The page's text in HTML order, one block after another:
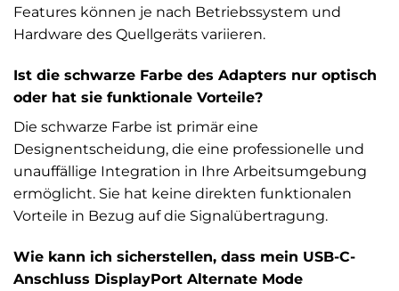
Features können je nach Betriebssystem und
Hardware des Quellgeräts variieren.
Ist die schwarze Farbe des Adapters nur optisch
oder hat sie funktionale Vorteile?
Die schwarze Farbe ist primär eine
Designentscheidung, die eine professionelle und
unauffällige Integration in Ihre Arbeitsumgebung
ermöglicht. Sie hat keine direkten funktionalen
Vorteile in Bezug auf die Signalübertragung.
Wie kann ich sicherstellen, dass mein USB-C-
Anschluss DisplayPort Alternate Mode